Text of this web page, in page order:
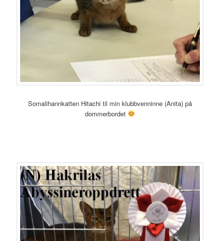
Somalihannkatten Hitachi til min klubbvenninne (Anita) på
dommerbordet